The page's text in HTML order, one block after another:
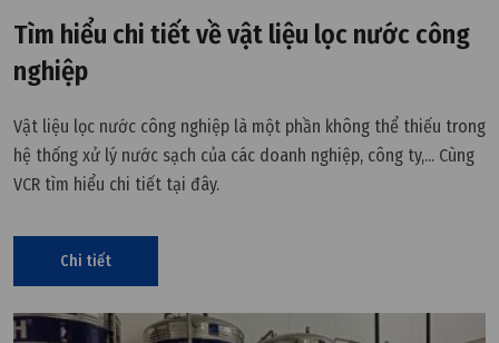
Tìm hiểu chi tiết về vật liệu lọc nước công
nghiệp
Vật liệu lọc nước công nghiệp là một phần không thể thiếu trong
hệ thống xử lý nước sạch của các doanh nghiệp, công ty,... Cùng
VCR tìm hiểu chi tiết tại đây.
Chi tiết